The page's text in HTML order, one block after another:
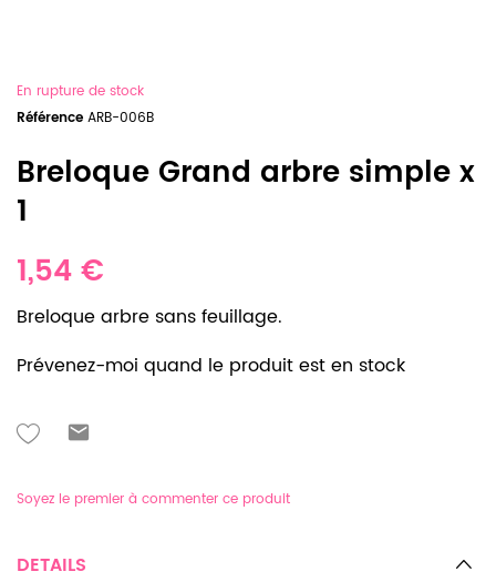
En rupture de stock
Référence ARB-006B
Breloque Grand arbre simple x
1
1,54 €
Breloque arbre sans feuillage.
Prévenez-moi quand le produit est en stock
Soyez le premier à commenter ce produit
DETAILS